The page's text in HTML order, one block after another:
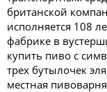
британской
исполняется 108
фабрике в
купить пиво с
трех бутылочек
местная